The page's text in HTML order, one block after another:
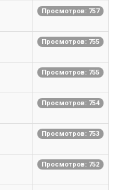
Просмотров: 757
Просмотров: 755
Просмотров: 755
Просмотров: 754
Просмотров: 753
Просмотров: 752